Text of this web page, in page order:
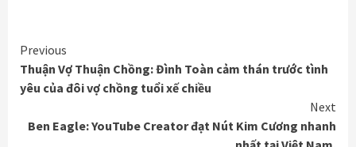
Continue
Reading
Previous
Thuận Vợ Thuận Chồng: Đình Toàn cảm thán trước tình
yêu của đôi vợ chồng tuổi xế chiều
Next
Ben Eagle: YouTube Creator đạt Nút Kim Cương nhanh